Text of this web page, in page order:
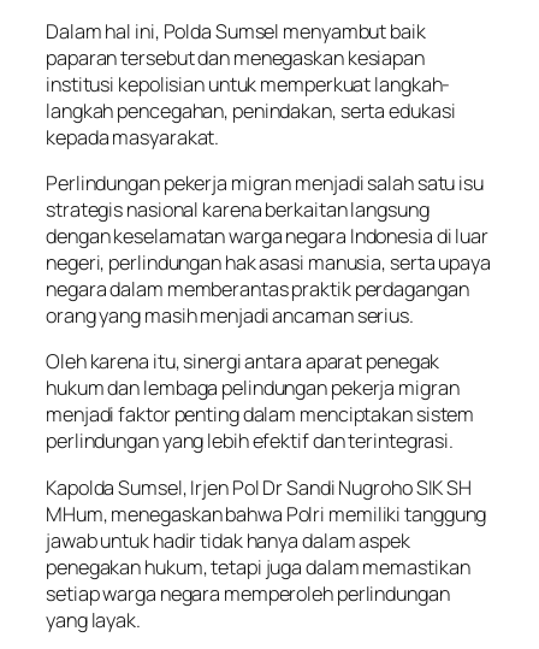
Dalam hal ini, Polda Sumsel menyambut baik
paparan tersebut dan menegaskan kesiapan
institusi kepolisian untuk memperkuat langkah-
langkah pencegahan, penindakan, serta edukasi
kepada masyarakat.
Perlindungan pekerja migran menjadi salah satu isu
strategis nasional karena berkaitan langsung
dengan keselamatan warga negara Indonesia di luar
negeri, perlindungan hak asasi manusia, serta upaya
negara dalam memberantas praktik perdagangan
orang yang masih menjadi ancaman serius.
Oleh karena itu, sinergi antara aparat penegak
hukum dan lembaga pelindungan pekerja migran
menjadi faktor penting dalam menciptakan sistem
perlindungan yang lebih efektif dan terintegrasi.
Kapolda Sumsel, Irjen Pol Dr Sandi Nugroho SIK SH
MHum, menegaskan bahwa Polri memiliki tanggung
jawab untuk hadir tidak hanya dalam aspek
penegakan hukum, tetapi juga dalam memastikan
setiap warga negara memperoleh perlindungan
yang layak.